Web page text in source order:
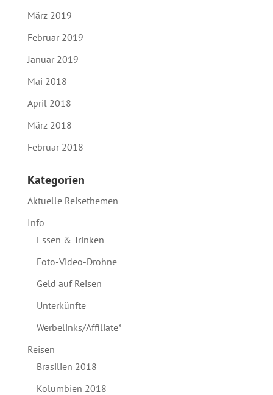
März 2019
Februar 2019
Januar 2019
Mai 2018
April 2018
März 2018
Februar 2018
Kategorien
Aktuelle Reisethemen
Info
Essen & Trinken
Foto-Video-Drohne
Geld auf Reisen
Unterkünfte
Werbelinks/Affiliate*
Reisen
Brasilien 2018
Kolumbien 2018